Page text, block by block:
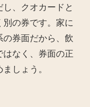
、クオカードと
別の券です。家に
の券面だから、飲
なく、券面の正
しょう。